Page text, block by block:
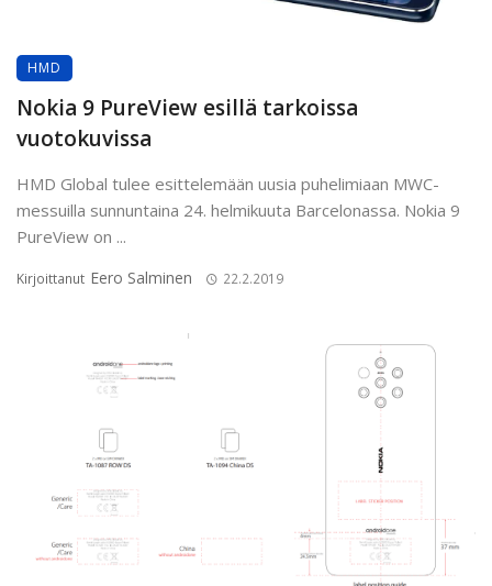
HMD
Nokia 9 PureView esillä tarkoissa
vuotokuvissa
HMD Global tulee esittelemään uusia puhelimiaan MWC-
messuilla sunnuntaina 24. helmikuuta Barcelonassa. Nokia 9
PureView on ...
Kirjoittanut Eero Salminen 22.2.2019